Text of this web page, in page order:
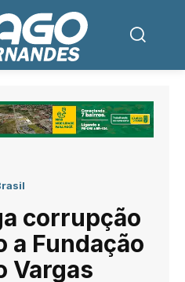
corrupção
a Fundação
Vargas